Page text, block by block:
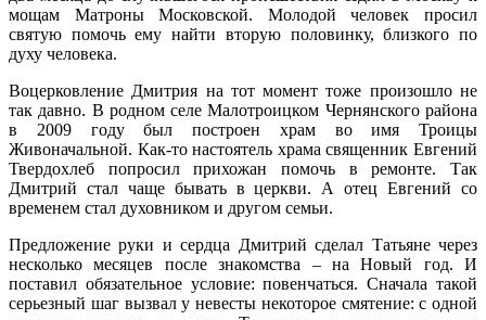
мощам Матроны Московской. Молодой человек просил
святую помочь ему найти вторую половинку, близкого по
духу человека.
Воцерковление Дмитрия на тот момент тоже произошло не
так давно. В родном селе Малотроицком Чернянского района
в 2009 году был построен храм во имя Троицы
Живоначальной. Как-то настоятель храма священник Евгений
Твердохлеб попросил прихожан помочь в ремонте. Так
Дмитрий стал чаще бывать в церкви. А отец Евгений со
временем стал духовником и другом семьи.
Предложение руки и сердца Дмитрий сделал Татьяне через
несколько месяцев после знакомства – на Новый год. И
поставил обязательное условие: повенчаться. Сначала такой
серьезный шаг вызвал у невесты некоторое смятение: с одной